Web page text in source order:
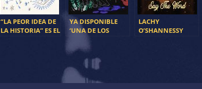
“LA PEOR IDEA DE
LA HISTORIA” ES EL
YA DISPONIBLE
‘UNA DE LOS
PRIMER ÁLBUM DE
CORA YAKO
LACHY
O’SHANNESSY